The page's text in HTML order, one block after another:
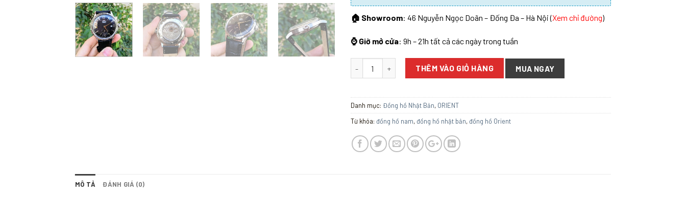
🏠 Showroom: 46 Nguyễn Ngọc Doãn – Đống Đa – Hà Nội (Xem chỉ đường)
⌚ Giờ mở cửa: 9h – 21h tất cả các ngày trong tuần
THÊM VÀO GIỎ HÀNG MUA NGAY
Danh mục: Đồng hồ Nhật Bản, ORIENT
Từ khóa: đồng hồ nam,đồng hồ nhật bản,đồng hồ Orient
MÔ TẢ ĐÁNH GIÁ (0)